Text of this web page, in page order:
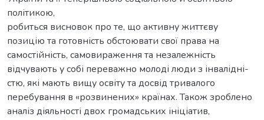
політикою,
робиться висновок про те, що активну життєву
позицію та готовність обстоювати свої права на
самостійність, самовираження та незалежність
відчувають у собі переважно молоді люди з інвалідні-
стю, які мають вищу освіту та досвід тривалого
перебування в «розвинених» країнах. Також зроблено
аналіз діяльності двох громадських ініціатив,